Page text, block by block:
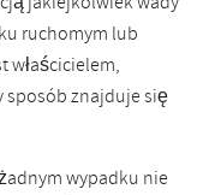
ruchomym lub
właścicielem,
sposób znajduje się
wypadku nie